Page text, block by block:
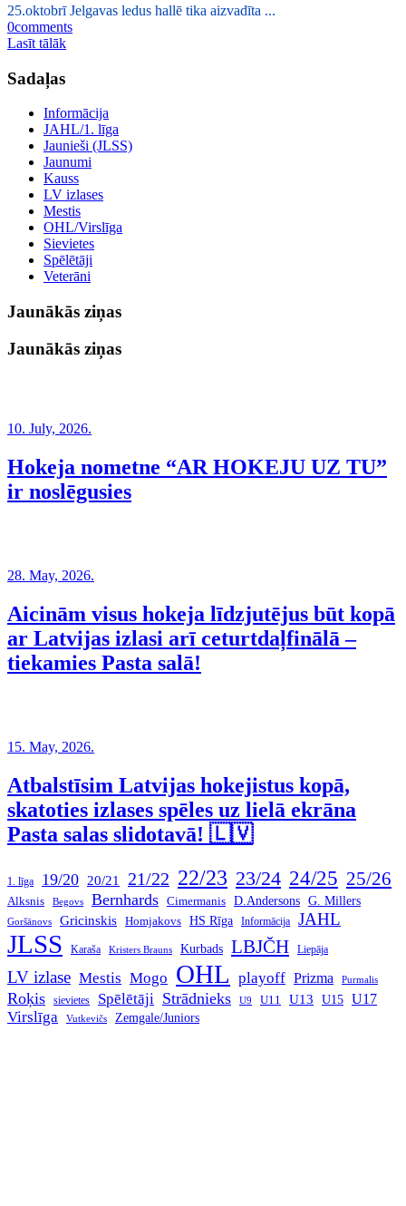
25.oktobrī Jelgavas ledus hallē tika aizvadīta ...
0comments
Lasīt tālāk
Sadaļas
Informācija
JAHL/1. līga
Jaunieši (JLSS)
Jaunumi
Kauss
LV izlases
Mestis
OHL/Virslīga
Sievietes
Spēlētāji
Veterāni
Jaunākās ziņas
Jaunākās ziņas
10. July, 2026.
Hokeja nometne “AR HOKEJU UZ TU”
ir noslēgusies
28. May, 2026.
Aicinām visus hokeja līdzjutējus būt kopā
ar Latvijas izlasi arī ceturtdaļfinālā –
tiekamies Pasta salā!
15. May, 2026.
Atbalstīsim Latvijas hokejistus kopā,
skatoties izlases spēles uz lielā ekrāna
Pasta salas slidotavā! 🇱🇻
1. līga 19/20 20/21 21/22 22/23 23/24 24/25 25/26
Alksnis Begovs Bernhards Cimermanis D.Andersons G. Millers
Goršānovs Gricinskis Homjakovs HS Rīga Informācija JAHL
JLSS Karaša Kristers Brauns Kurbads LBJČH Liepāja
LV izlase Mestis Mogo OHL playoff Prizma Purmalis
Roķis sievietes Spēlētāji Strādnieks U9 U11 U13 U15 U17
Virslīga Vutkevičs Zemgale/Juniors